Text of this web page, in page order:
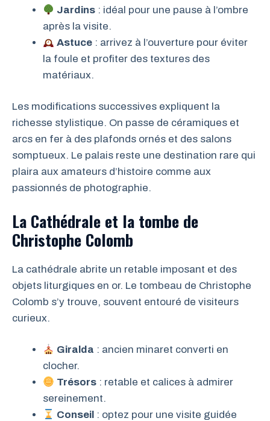
Jardins : idéal pour une pause à l’ombre
après la visite.
Astuce : arrivez à l’ouverture pour éviter
la foule et profiter des textures des
matériaux.
Les modifications successives expliquent la
richesse stylistique. On passe de céramiques et
arcs en fer à des plafonds ornés et des salons
somptueux. Le palais reste une destination rare qui
plaira aux amateurs d’histoire comme aux
passionnés de photographie.
La Cathédrale et la tombe de
Christophe Colomb
La cathédrale abrite un retable imposant et des
objets liturgiques en or. Le tombeau de Christophe
Colomb s’y trouve, souvent entouré de visiteurs
curieux.
Giralda : ancien minaret converti en
clocher.
Trésors : retable et calices à admirer
sereinement.
Conseil : optez pour une visite guidée